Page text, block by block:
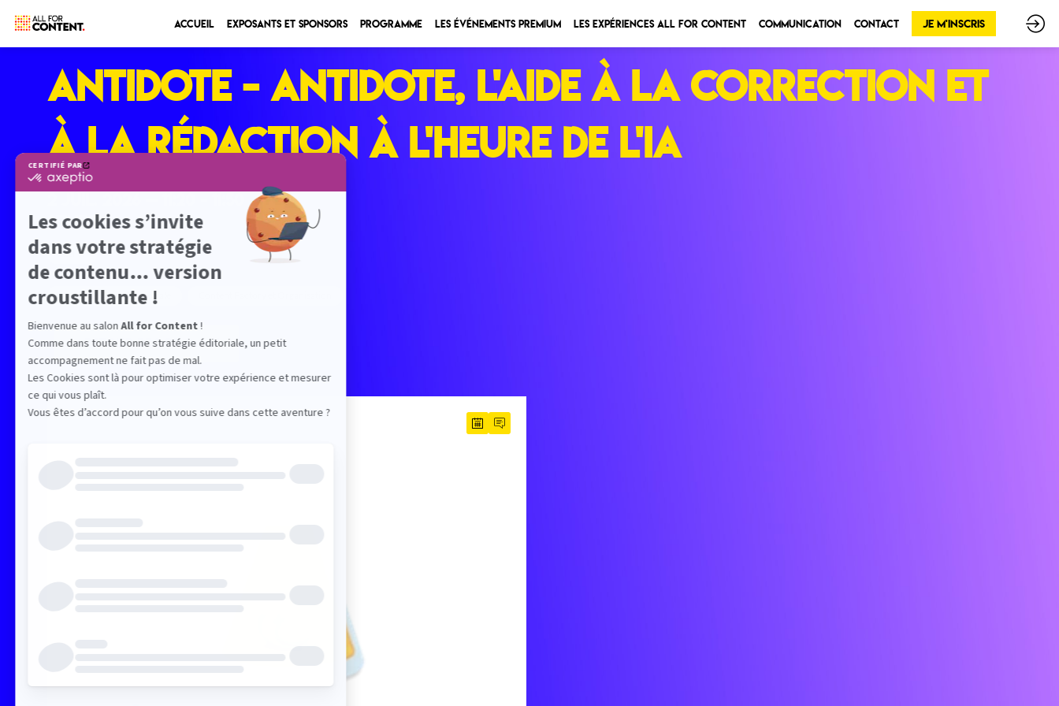
Accueil Exposants et sponsors Programme Les Événements Premium Les expériences All for Content Communication Contact Je m'inscris
ANTIDOTE - Antidote, l'aide à la correction et
à la rédaction à l'heure de L'IA
Seine 7
Atelier
IA et Productivité éditoriale
RETOUR PROGRAMME